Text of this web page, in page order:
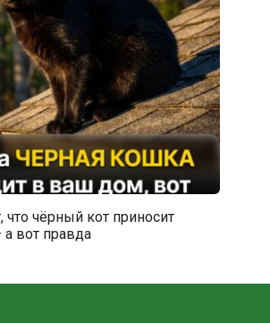
что чёрный кот приносит
а вот правда